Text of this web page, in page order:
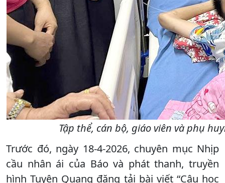
Tập thể, cán bộ, giáo viên và phụ
Trước đó, ngày 18-4-2026, chuyên mục Nhịp
cầu nhân ái của Báo và phát thanh, truyền
hình Tuyên Quang đăng tải bài viết “Cậu học